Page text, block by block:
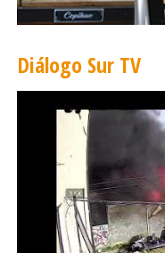
Diálogo Sur TV